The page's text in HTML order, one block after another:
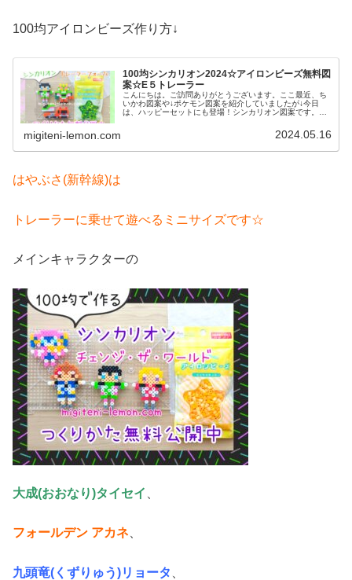
100均アイロンビーズ作り方↓
100均シンカリオン2024☆アイロンビーズ無料図
案☆E５トレーラー
こんにちは。ご訪問ありがとうございます。ここ最近、ち
いかわ図案や↓ポケモン図案を紹介していましたが↓今日
は、ハッピーセットにも登場！シンカリオン図案です。は
migiteni-lemon.com 2024.05.16
はやぶさ(新幹線)は
トレーラーに乗せて遊べるミニサイズです☆
メインキャラクターの
大成(おおなり)タイセイ
フォールデン アカネ
九頭竜(くずりゅう)リョータ